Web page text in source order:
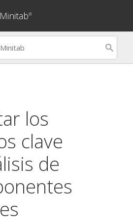
®
los
clave
de